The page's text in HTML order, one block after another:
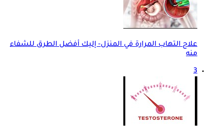
علاج التهاب المرارة في المنزل- إليك أفضل الطرق للشفاء
منه
3